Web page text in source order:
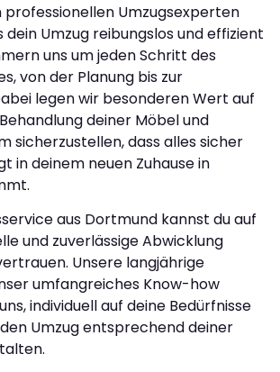
professionellen Umzugsexperten
dein Umzug reibungslos und effizient
uns um jeden Schritt des
von der Planung bis zur
legen wir besonderen Wert auf
deiner Möbel und
sicherzustellen, dass alles sicher
in deinem neuen Zuhause in
aus Dortmund kannst du auf
und zuverlässige Abwicklung
Unsere langjährige
umfangreiches Know-how
individuell auf deine Bedürfnisse
Umzug entsprechend deiner